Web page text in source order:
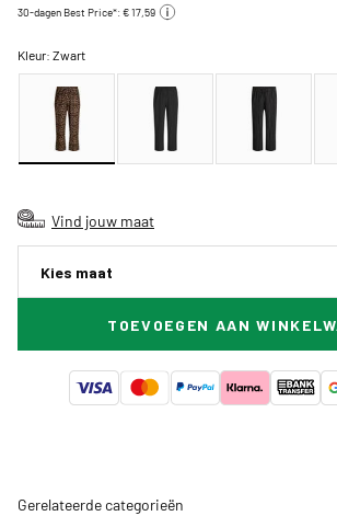
30-dagen Best Price*: € 17,59
Kleur:Zwart
Vind jouw maat
Kies maat
TOEVOEGEN AAN
Gerelateerde categorieën